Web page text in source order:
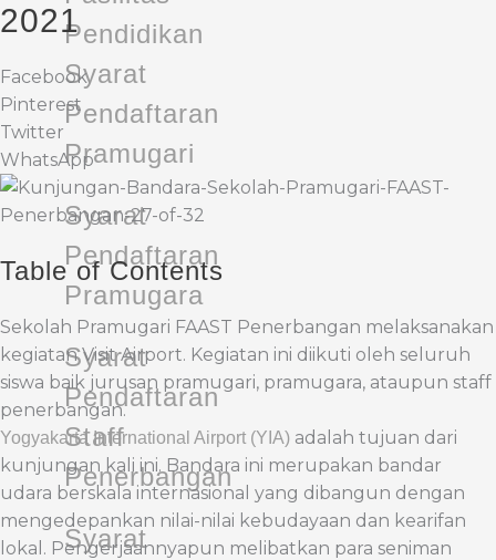
Pendidikan
Syarat
Pendaftaran
Pramugari
Syarat
Pendaftaran
Pramugara
Syarat
Pendaftaran
Staff
Penerbangan
Syarat
2021
Facebook
Pinterest
Twitter
WhatsApp
Table of Contents
Sekolah Pramugari FAAST Penerbangan melaksanakan
kegiatan Visit Airport. Kegiatan ini diikuti oleh seluruh
siswa baik jurusan pramugari, pramugara, ataupun staff
penerbangan.
Yogyakarta International Airport (YIA) adalah tujuan dari
kunjungan kali ini. Bandara ini merupakan bandar
udara berskala internasional yang dibangun dengan
mengedepankan nilai-nilai kebudayaan dan kearifan
lokal. Pengerjaannyapun melibatkan para seniman